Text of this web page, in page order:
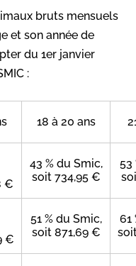
bruts mensuels
et son année de
du 1er janvier
:
18 à 20 ans
€
43 % du Smic,
soit 734,95 €
53
€
51 % du Smic,
soit 871,69 €
61